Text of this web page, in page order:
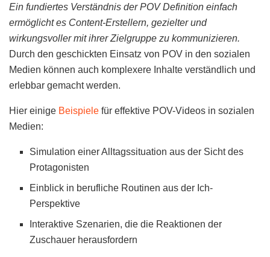
Ein fundiertes Verständnis der POV Definition einfach
ermöglicht es Content-Erstellern, gezielter und
wirkungsvoller mit ihrer Zielgruppe zu kommunizieren.
Durch den geschickten Einsatz von POV in den sozialen
Medien können auch komplexere Inhalte verständlich und
erlebbar gemacht werden.
Hier einige Beispiele für effektive POV-Videos in sozialen
Medien:
Simulation einer Alltagssituation aus der Sicht des
Protagonisten
Einblick in berufliche Routinen aus der Ich-
Perspektive
Interaktive Szenarien, die die Reaktionen der
Zuschauer herausfordern